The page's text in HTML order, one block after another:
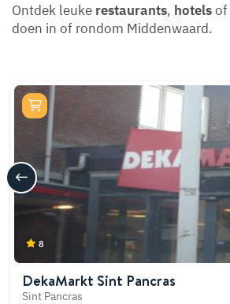
Ontdek leuke restaurants, hotelsof
doen in of rondom Middenwaard.
8
DekaMarkt Sint Pancras
Sint Pancras